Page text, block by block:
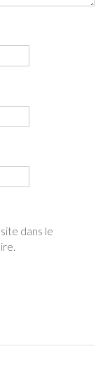
dans le